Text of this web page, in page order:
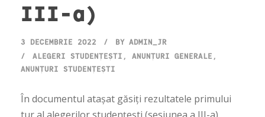
III-a)
3 DECEMBRIE 2022 BY ADMIN_JR
ALEGERI STUDENȚEȘTI , ANUNȚURI GENERALE ,
ANUNȚURI STUDENȚEȘTI
În documentul atașat găsiți rezultatele primului